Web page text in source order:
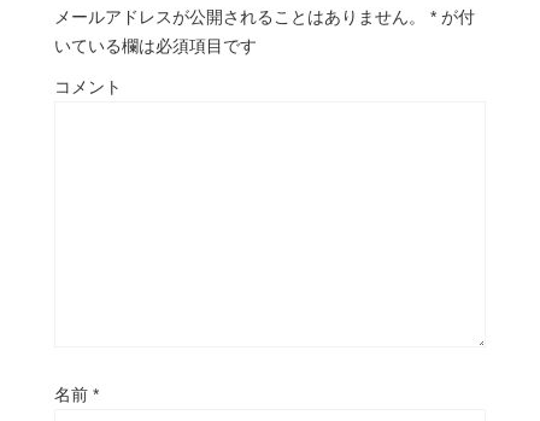
メールアドレスが公開されることはありません。 * が付
いている欄は必須項目です
コメント
名前 *